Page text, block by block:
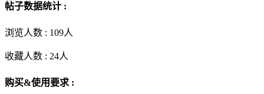
帖子数据统计 :
浏览人数 : 109人
收藏人数 : 24人
购买&使用要求 :